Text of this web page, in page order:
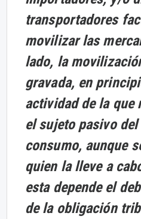
transportadores
movilizar las
lado, la
gravada, en
actividad de la que
el sujeto pasivo
consumo, aunque
quien la lleve a
esta depende el
de la obligación